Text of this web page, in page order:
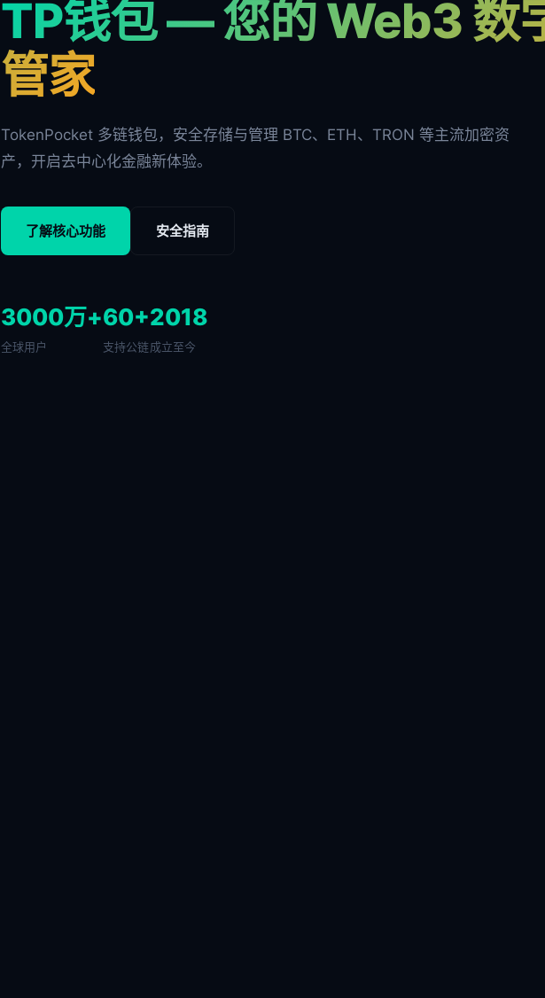
TP钱包 — 您的 Web3 数
管家
TokenPocket 多链钱包，安全存储与管理 BTC、ETH、TRON 等主流加密资
产，开启去中心化金融新体验。
了解核心功能 安全指南
3000万+
全球用户
60+
支持公链
2018
成立至今